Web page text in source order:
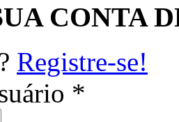
CONTA
Registre-se!
*